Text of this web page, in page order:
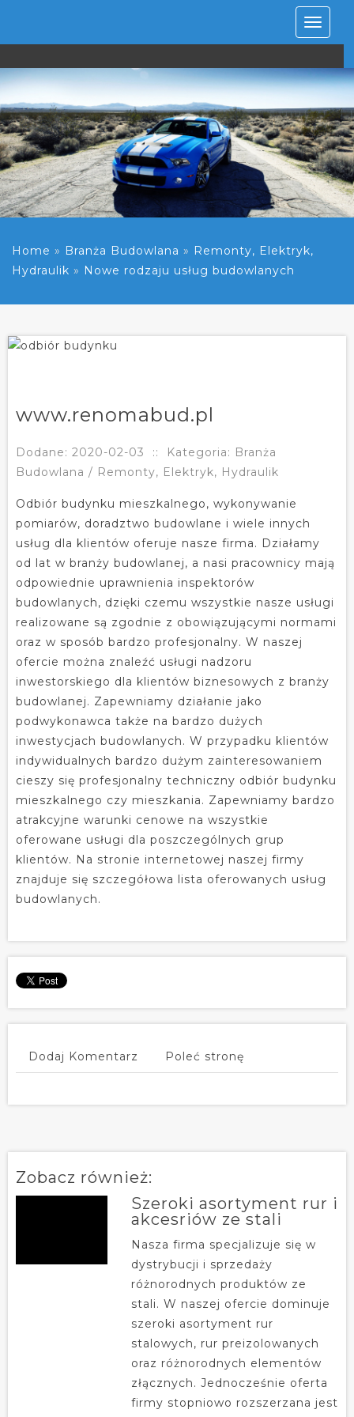
Rozwiń
Home » Branża Budowlana » Remonty, Elektryk,
Hydraulik » Nowe rodzaju usług budowlanych
www.renomabud.pl
Dodane: 2020-02-03 ::
Kategoria: Branża
Budowlana / Remonty, Elektryk, Hydraulik
Odbiór budynku mieszkalnego, wykonywanie
pomiarów, doradztwo budowlane i wiele innych
usług dla klientów oferuje nasze firma. Działamy
od lat w branży budowlanej, a nasi pracownicy mają
odpowiednie uprawnienia inspektorów
budowlanych, dzięki czemu wszystkie nasze usługi
realizowane są zgodnie z obowiązującymi normami
oraz w sposób bardzo profesjonalny. W naszej
ofercie można znaleźć usługi nadzoru
inwestorskiego dla klientów biznesowych z branży
budowlanej. Zapewniamy działanie jako
podwykonawca także na bardzo dużych
inwestycjach budowlanych. W przypadku klientów
indywidualnych bardzo dużym zainteresowaniem
cieszy się profesjonalny techniczny odbiór budynku
mieszkalnego czy mieszkania. Zapewniamy bardzo
atrakcyjne warunki cenowe na wszystkie
oferowane usługi dla poszczególnych grup
klientów. Na stronie internetowej naszej firmy
znajduje się szczegółowa lista oferowanych usług
budowlanych.
Dodaj Komentarz Poleć stronę
Zobacz również:
Szeroki asortyment rur i
akcesriów ze stali
Nasza firma specjalizuje się w
dystrybucji i sprzedaży
różnorodnych produktów ze
stali. W naszej ofercie dominuje
szeroki asortyment rur
stalowych, rur preizolowanych
oraz różnorodnych elementów
złącznych. Jednocześnie oferta
firmy stopniowo rozszerzana jest